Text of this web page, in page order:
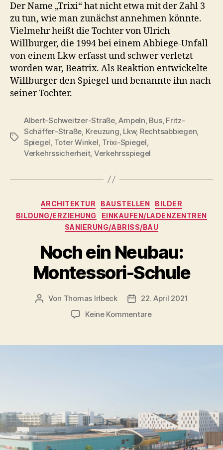
Der Name „Trixi“ hat nicht etwa mit der Zahl 3
zu tun, wie man zunächst annehmen könnte.
Vielmehr heißt die Tochter von Ulrich
Willburger, die 1994 bei einem Abbiege-Unfall
von einem Lkw erfasst und schwer verletzt
worden war, Beatrix. Als Reaktion entwickelte
Willburger den Spiegel und benannte ihn nach
seiner Tochter.
Schlagwörter
Albert-Schweitzer-Straße,Ampeln, Bus, Fritz-
Schäffer-Straße, Kreuzung, Lkw, Rechtsabbiegen,
Spiegel, Toter Winkel, Trixi-Spiegel,
Verkehrssicherheit, Verkehrsspiegel
Kategorien
ARCHITEKTUR BAUSTELLEN
BILDER
BILDUNG/ERZIEHUNG
EINKAUFEN/LADENZENTREN
SANIERUNG/ABRISS/BAU
Noch ein Neubau:
Montessori-Schule
Beitragsautor
Von Thomas Irlbeck Veröffentlichungsdatum
22. April 2021
Keine Kommentarezu
Neubau: